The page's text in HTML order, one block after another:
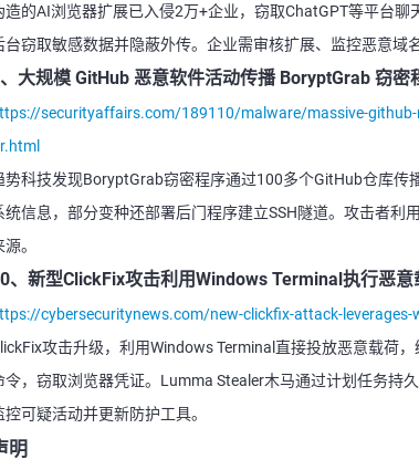
造的AI浏览器扩展已入侵2万+企业，窃取ChatGPT等平台
台窃取敏感数据并隐蔽外传。企业需审核扩展、监控恶意域
大规模 GitHub 恶意软件活动传播 BoryptGrab 窃密
securityaffairs.com/189110/malware/massive-
势科技发现BoryptGrab窃密程序通过100多个GitHub仓库传
统信息，部分变种还部署后门程序建立SSH隧道。攻击者利
。
、新型ClickFix攻击利用Windows Terminal执行恶意
cybersecuritynews.com/new-clickfix-attack-
攻击升级，利用Windows Terminal直接投放恶意载荷
令，窃取浏览器凭证。Lumma Stealer木马通过计划任务持
控可疑活动并更新防护工具。
明